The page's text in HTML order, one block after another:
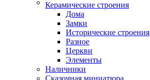
Керамические строения
Дома
Замки
Исторические строения
Разное
Церкви
Элементы
Наличники
Сказочная миниатюра